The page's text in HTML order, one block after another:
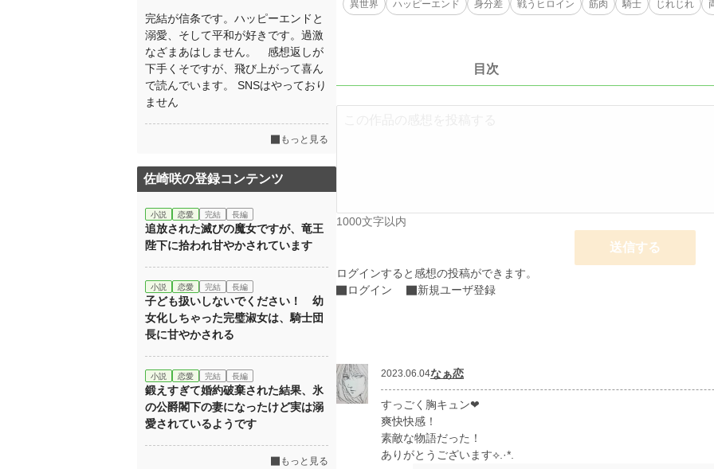
異世界 ハッピーエンド 身分差 戦うヒロイン 筋肉 騎士 じれじれ
目次
1000文字以内
送信する
ログインすると感想の投稿ができます。
ログイン
新規ユーザ登録
2023.06.04なぁ恋
すっごく胸キュン❤
爽快快感！
素敵な物語だった！
ありがとうございます⟡.·*.
完結が信条です。ハッピーエンドと
溺愛、そして平和が好きです。過激
なざまあはしません。 感想返しが
下手くそですが、飛び上がって喜ん
で読んでいます。 SNSはやっており
ません
もっと見る
佐崎咲の登録コンテンツ
小説 恋愛 完結 長編
追放された滅びの魔女ですが、竜王
陛下に拾われ甘やかされています
小説 恋愛 完結 長編
子ども扱いしないでください！ 幼
女化しちゃった完璧淑女は、騎士団
長に甘やかされる
小説 恋愛 完結 長編
鍛えすぎて婚約破棄された結果、氷
の公爵閣下の妻になったけど実は溺
愛されているようです
もっと見る